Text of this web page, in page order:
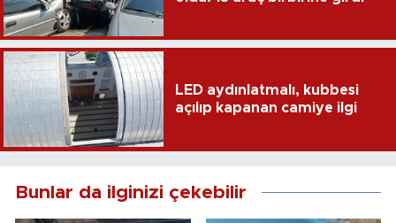
LED aydınlatmalı, kubbesi
açılıp kapanan camiye ilgi
Bunlar da ilginizi çekebilir